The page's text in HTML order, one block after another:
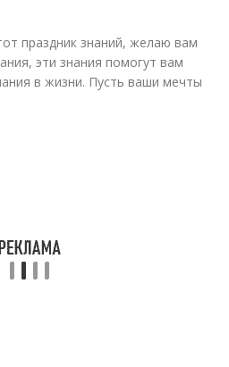
праздник знаний, желаю вам
эти знания помогут вам
в жизни. Пусть ваши мечты